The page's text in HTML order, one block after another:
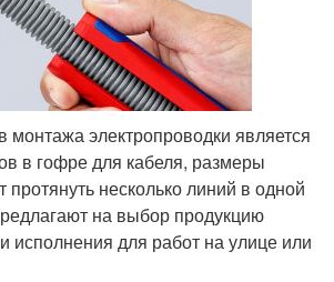
монтажа электропроводки является
в гофре для кабеля, размеры
протянуть несколько линий в одной
на выбор продукцию
исполнения для работ на улице или